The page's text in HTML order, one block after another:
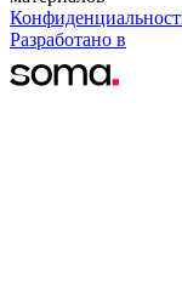
Разработано в